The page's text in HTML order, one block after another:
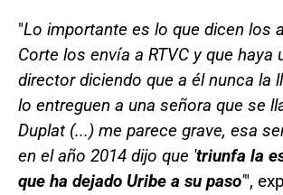
"Lo importante es lo que dicen los
Corte los envía a RTVC y que haya
director diciendo que a él nunca la
lo entreguen a una señora que se
Duplat (...) me parece grave, esa
en el año 2014 dijo que 'triunfa la
que ha dejado Uribe a su paso'",